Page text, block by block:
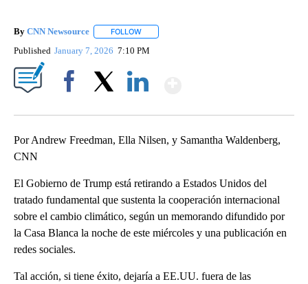
By CNN Newsource FOLLOW
Published January 7, 2026 7:10 PM
Por Andrew Freedman, Ella Nilsen, y Samantha Waldenberg,
CNN
El Gobierno de Trump está retirando a Estados Unidos del
tratado fundamental que sustenta la cooperación internacional
sobre el cambio climático, según un memorando difundido por
la Casa Blanca la noche de este miércoles y una publicación en
redes sociales.
Tal acción, si tiene éxito, dejaría a EE.UU. fuera de las